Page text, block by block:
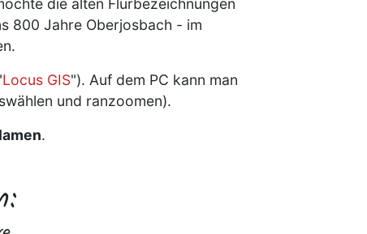
die alten Flurbezeichnungen
800 Jahre Oberjosbach - im
Locus GIS"). Auf dem PC kann man
und ranzoomen).
.